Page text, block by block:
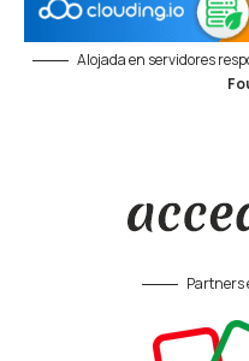
Alojada en servidores
Partners